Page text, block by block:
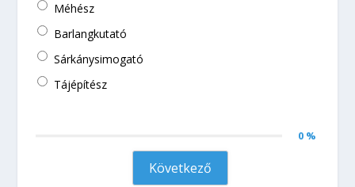
Méhész
Barlangkutató
Sárkánysimogató
Tájépítész
0 %
Következő